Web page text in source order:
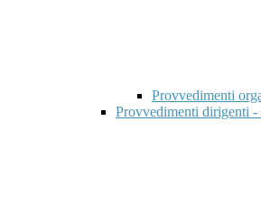
Provvedimenti
Provvedimenti dirigenti -